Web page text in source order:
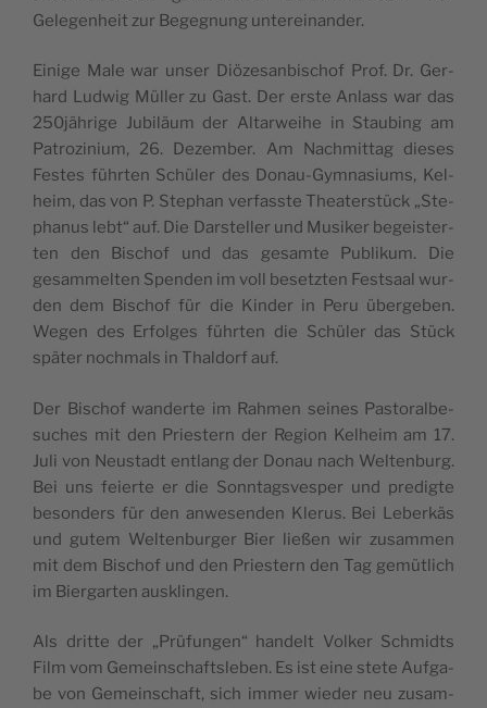
Gele­gen­heit zur Begeg­nung untereinander.
Eini­ge Male war unser Diö­ze­san­bi­schof Prof. Dr. Ger­
hard Lud­wig Mül­ler zu Gast. Der ers­te Anlass war das
250jährige Jubi­lä­um der Altar­wei­he in Stau­bing am
Patro­zi­ni­um, 26. Dezem­ber. Am Nach­mit­tag die­ses
Fes­tes führ­ten Schü­ler des Donau-Gym­na­si­ums, Kel­
heim, das von P. Ste­phan ver­fass­te Thea­ter­stück „Ste­
pha­nus lebt“ auf. Die Dar­stel­ler und Musi­ker begeis­ter­
ten den Bischof und das gesam­te Publi­kum. Die
gesam­mel­ten Spen­den im voll besetz­ten Fest­saal wur­
den dem Bischof für die Kin­der in Peru über­ge­ben.
Wegen des Erfol­ges führ­ten die Schü­ler das Stück
spä­ter noch­mals in Thal­dorf auf.
Der Bischof wan­der­te im Rah­men sei­nes Pas­to­ral­be­
su­ches mit den Pries­tern der Regi­on Kel­heim am 17.
Juli von Neu­stadt ent­lang der Donau nach Wel­ten­burg.
Bei uns fei­er­te er die Sonn­tags­ves­per und pre­dig­te
beson­ders für den anwe­sen­den Kle­rus. Bei Leber­käs
und gutem Wel­ten­bur­ger Bier lie­ßen wir zusam­men
mit dem Bischof und den Pries­tern den Tag gemüt­lich
im Bier­gar­ten ausklingen.
Als drit­te der „Prü­fun­gen“ han­delt Vol­ker Schmidts
Film vom Gemein­schafts­le­ben. Es ist eine ste­te Auf­ga­
be von Gemein­schaft, sich immer wie­der neu zusam­